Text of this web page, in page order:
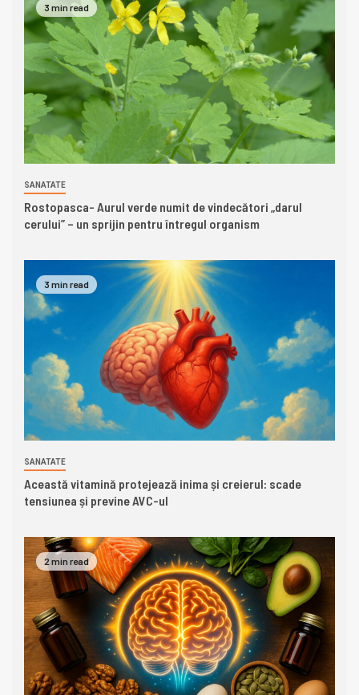
3 min read
SANATATE
Rostopasca- Aurul verde numit de vindecători „darul
cerului” – un sprijin pentru întregul organism
3 min read
SANATATE
Această vitamină protejează inima și creierul: scade
tensiunea și previne AVC-ul
2 min read